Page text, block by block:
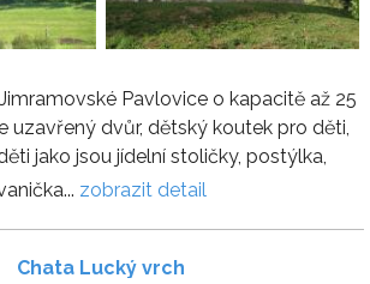
Pavlovice o kapacitě až 25
uzavřený dvůr, dětský koutek pro děti,
jako jsou jídelní stoličky, postýlka,
zobrazit detail
Chata Lucký vrch